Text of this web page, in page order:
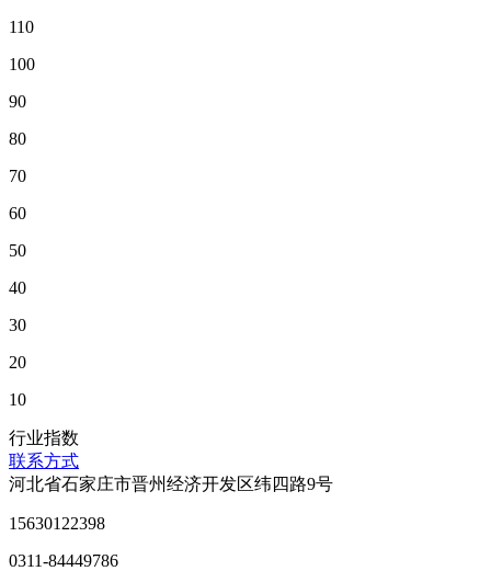
110
100
90
80
70
60
50
40
30
20
10
行业指数
联系方式
河北省石家庄市晋州经济开发区纬四路9号
15630122398
0311-84449786